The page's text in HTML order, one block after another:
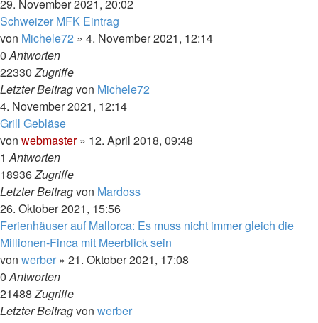
29. November 2021, 20:02
Schweizer MFK Eintrag
von Michele72 » 4. November 2021, 12:14
0Antworten
22330Zugriffe
Letzter Beitragvon Michele72
4. November 2021, 12:14
Grill Gebläse
von webmaster» 12. April 2018, 09:48
1Antworten
18936Zugriffe
Letzter Beitragvon Mardoss
26. Oktober 2021, 15:56
Ferienhäuser auf Mallorca: Es muss nicht immer gleich die
Millionen-Finca mit Meerblick sein
von werber » 21. Oktober 2021, 17:08
0Antworten
21488Zugriffe
Letzter Beitragvon werber